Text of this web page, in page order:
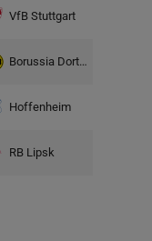
VfB Stuttgart
Borussia Dortmund
Hoffenheim
RB Lipsk